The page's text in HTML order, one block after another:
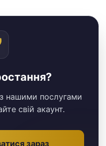
з нашими послугами
свій акаунт.
зараз